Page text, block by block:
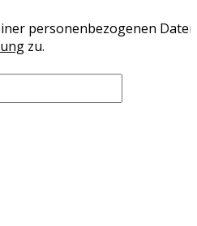
personenbezogenen Daten
zu.